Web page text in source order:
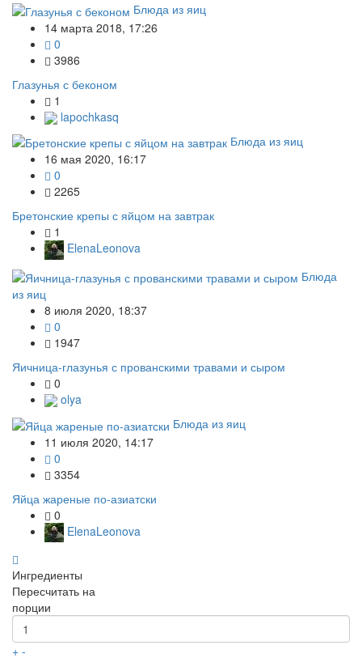
Блюда из яиц
14 марта 2018, 17:26
0
3986
Глазунья с беконом
1
lapochkasq
Блюда из яиц
16 мая 2020, 16:17
0
2265
Бретонские крепы с яйцом на завтрак
1
ElenaLeonova
Блюда
из яиц
8 июля 2020, 18:37
0
1947
Яичница-глазунья с прованскими травами и сыром
0
olya
Блюда из яиц
11 июля 2020, 14:17
0
3354
Яйца жареные по-азиатски
0
ElenaLeonova
Ингредиенты
Пересчитать на
порции
+ -